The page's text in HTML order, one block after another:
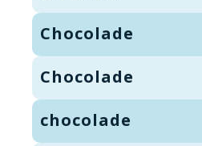
Chocolade
Chocolade
chocolade